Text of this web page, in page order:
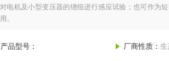
对电机及小型变压器的绕组进行感应试验；也可作为
用。
产品型号： 厂商性质： 生